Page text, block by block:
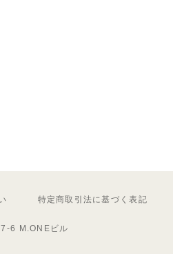
特定商取引法に基づく表記
6 M.ONEビル